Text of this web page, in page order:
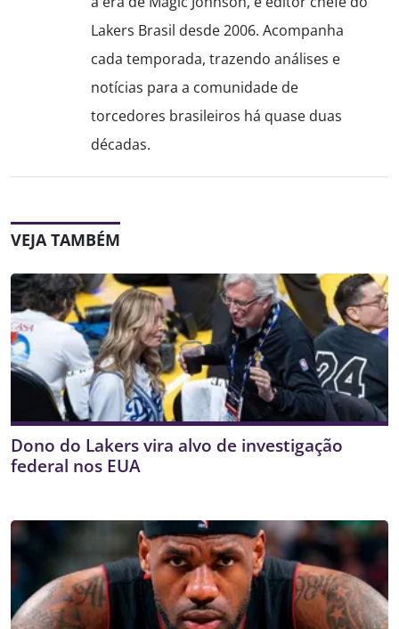
Lakers Brasil desde 2006. Acompanha
cada temporada, trazendo análises e
notícias para a comunidade de
torcedores brasileiros há quase duas
décadas.
VEJA TAMBÉM
Dono do Lakers vira alvo de investigação
federal nos EUA